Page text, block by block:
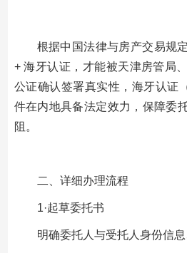
根据中国法律与房产交易规
+ 海牙认证，才能被天津房管局
公证确认签署真实性，海牙认证
件在内地具备法定效力，保障委
阻。
二、详细办理流程
1·起草委托书
明确委托人与受托人身份信息